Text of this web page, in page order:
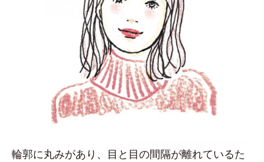
輪郭に丸みがあり、目と目の間隔が離れているた